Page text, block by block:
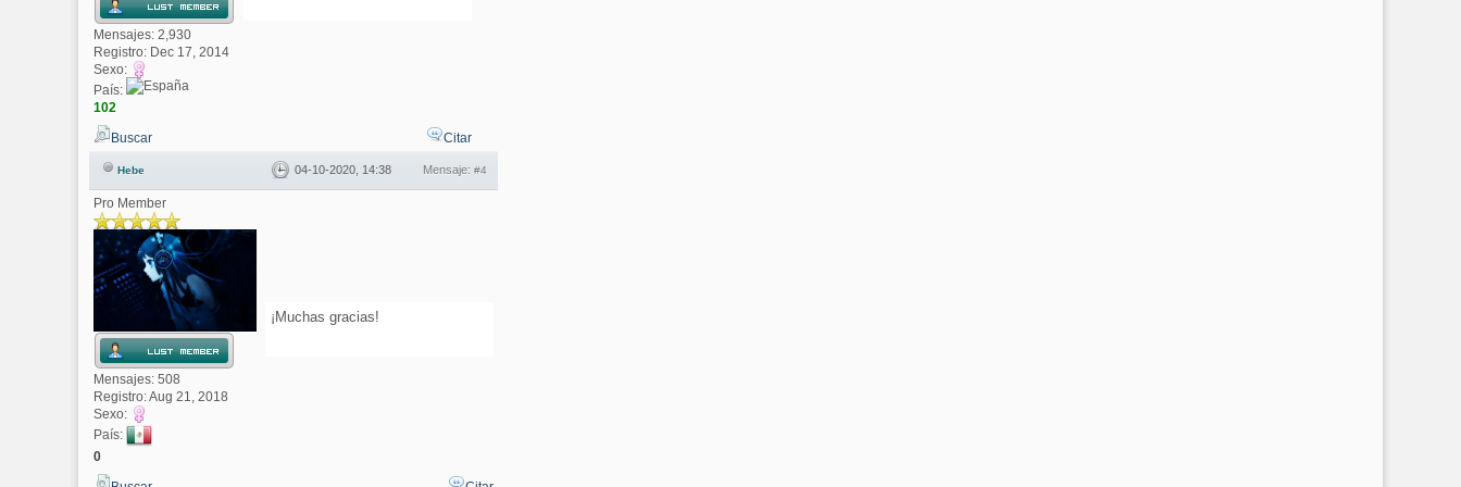
Mensajes: 2,930
Registro: Dec 17, 2014
Sexo:
País:
102
Buscar
Citar
Hebe 04-10-2020, 14:38 Mensaje: #4
Pro Member
Mensajes: 508
Registro: Aug 21, 2018
Sexo:
País:
0
¡Muchas gracias!